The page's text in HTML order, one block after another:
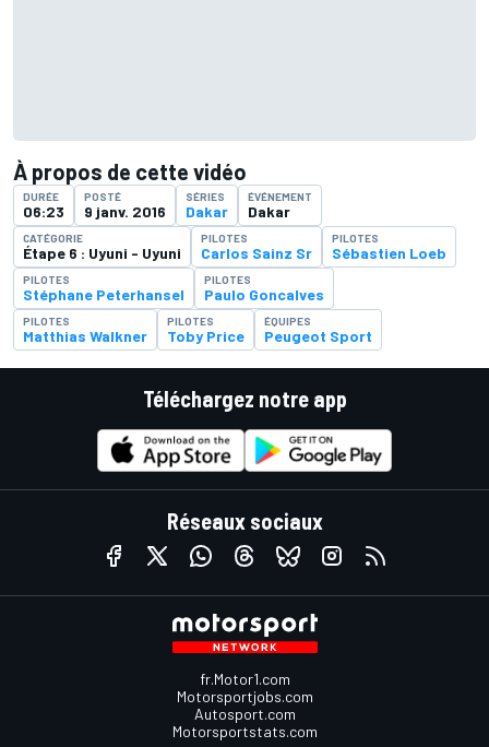
À propos de cette vidéo
DURÉE
06:23
POSTÉ
9 janv. 2016
SÉRIES
Dakar
ÉVÉNEMENT
Dakar
CATÉGORIE
Étape 6 : Uyuni - Uyuni
PILOTES
Carlos Sainz Sr
PILOTES
Sébastien Loeb
PILOTES
Stéphane Peterhansel
PILOTES
Paulo Goncalves
PILOTES
Matthias Walkner
PILOTES
Toby Price
ÉQUIPES
Peugeot Sport
Téléchargez notre app
Réseaux sociaux
fr.Motor1.com
Motorsportjobs.com
Autosport.com
Motorsportstats.com